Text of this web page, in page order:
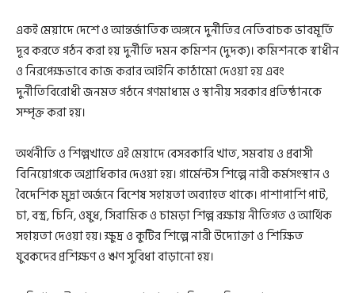
একই মেয়াদে দেশে ও আন্তর্জাতিক অঙ্গনে দুর্নীতির নেতিবাচক ভাবমূর্তি
দূর করতে গঠন করা হয় দুর্নীতি দমন কমিশন (দুদক)। কমিশনকে স্বাধীন
ও নিরপেক্ষভাবে কাজ করার আইনি কাঠামো দেওয়া হয় এবং
দুর্নীতিবিরোধী জনমত গঠনে গণমাধ্যম ও স্থানীয় সরকার প্রতিষ্ঠানকে
সম্পৃক্ত করা হয়।
অর্থনীতি ও শিল্পখাতে এই মেয়াদে বেসরকারি খাত, সমবায় ও প্রবাসী
বিনিয়োগকে অগ্রাধিকার দেওয়া হয়। গার্মেন্টস শিল্পে নারী কর্মসংস্থান ও
বৈদেশিক মুদ্রা অর্জনে বিশেষ সহায়তা অব্যাহত থাকে। পাশাপাশি পাট,
চা, বস্ত্র, চিনি, ওষুধ, সিরামিক ও চামড়া শিল্প রক্ষায় নীতিগত ও আর্থিক
সহায়তা দেওয়া হয়। ক্ষুদ্র ও কুটির শিল্পে নারী উদ্যোক্তা ও শিক্ষিত
যুবকদের প্রশিক্ষণ ও ঋণ সুবিধা বাড়ানো হয়।